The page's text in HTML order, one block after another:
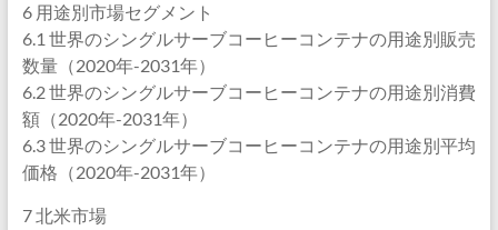
6 用途別市場セグメント
6.1 世界のシングルサーブコーヒーコンテナの用途別販売
数量（2020年-2031年）
6.2 世界のシングルサーブコーヒーコンテナの用途別消費
額（2020年-2031年）
6.3 世界のシングルサーブコーヒーコンテナの用途別平均
価格（2020年-2031年）
7 北米市場